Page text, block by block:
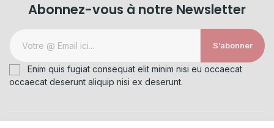
Abonnez-vous à notre Newsletter
S’abonner
Enim quis fugiat consequat elit minim nisi eu occaecat
occaecat deserunt aliquip nisi ex deserunt.